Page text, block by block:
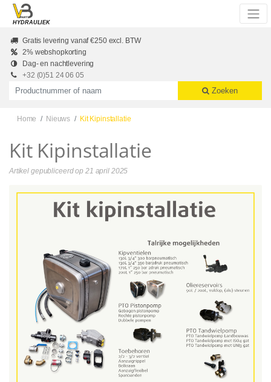
Skip to main content
HYDRAULIEK
Gratis levering vanaf €250 excl. BTW
2% webshopkorting
Dag- en nachtlevering
+32 (0)51 24 06 05
Productnummer of naam
Zoeken
Home Nieuws Kit Kipinstallatie
Kit Kipinstallatie
Artikel gepubliceerd op 21 april 2025